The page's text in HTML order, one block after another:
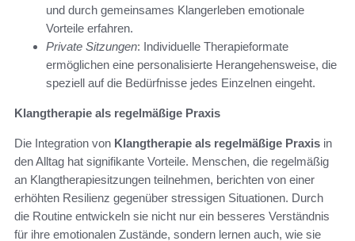
und durch gemeinsames Klangerleben emotionale
Vorteile erfahren.
Private Sitzungen: Individuelle Therapieformate
ermöglichen eine personalisierte Herangehensweise, die
speziell auf die Bedürfnisse jedes Einzelnen eingeht.
Klangtherapie als regelmäßige Praxis
Die Integration von Klangtherapie als regelmäßige Praxis in
den Alltag hat signifikante Vorteile. Menschen, die regelmäßig
an Klangtherapiesitzungen teilnehmen, berichten von einer
erhöhten Resilienz gegenüber stressigen Situationen. Durch
die Routine entwickeln sie nicht nur ein besseres Verständnis
für ihre emotionalen Zustände, sondern lernen auch, wie sie